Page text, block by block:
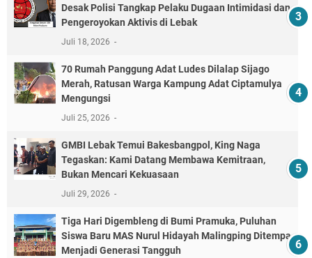
Desak Polisi Tangkap Pelaku Dugaan Intimidasi dan
Pengeroyokan Aktivis di Lebak
Juli 18, 2026
70 Rumah Panggung Adat Ludes Dilalap Sijago
Merah, Ratusan Warga Kampung Adat Ciptamulya
Mengungsi
Juli 25, 2026
GMBI Lebak Temui Bakesbangpol, King Naga
Tegaskan: Kami Datang Membawa Kemitraan,
Bukan Mencari Kekuasaan
Juli 29, 2026
Tiga Hari Digembleng di Bumi Pramuka, Puluhan
Siswa Baru MAS Nurul Hidayah Malingping Ditempa
Menjadi Generasi Tangguh